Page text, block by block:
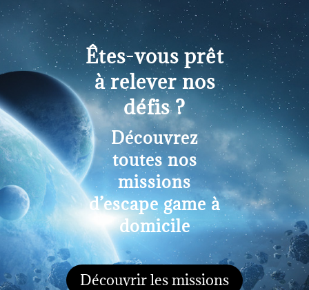
Êtes-vous prêt
à relever nos
défis ?
Découvrez
toutes nos
missions
d’escape game à
domicile
Découvrir les missions